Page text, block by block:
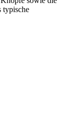
typische